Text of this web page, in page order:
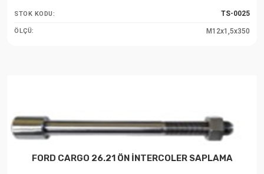
STOK KODU: TS-0025
ÖLÇÜ: M12x1,5x350
FORD CARGO 26.21 ÖN İNTERCOLER SAPLAMA